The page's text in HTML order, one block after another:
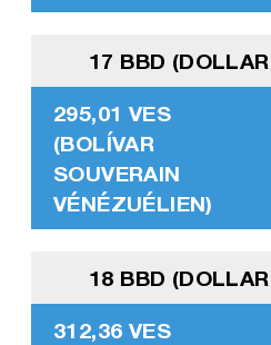
17 BBD
295,01 VES
(BOLÍVAR
SOUVERAIN
VÉNÉZUÉLIEN)
18 BBD
312,36 VES